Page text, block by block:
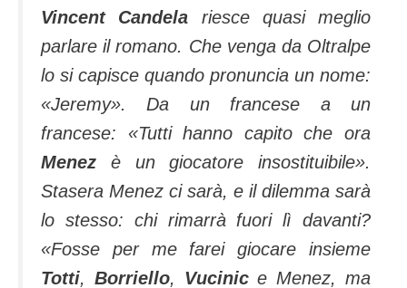
Vincent Candela riesce quasi meglio
parlare il romano. Che venga da Oltralpe
lo si capisce quando pronuncia un nome:
«Jeremy». Da un francese a un
francese: «Tutti hanno capito che ora
Menez è un giocatore insostituibile».
Stasera Menez ci sarà, e il dilemma sarà
lo stesso: chi rimarrà fuori lì davanti?
«Fosse per me farei giocare insieme
Totti, Borriello, Vucinice Menez, ma